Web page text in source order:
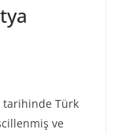
tarihinde Türk
ve